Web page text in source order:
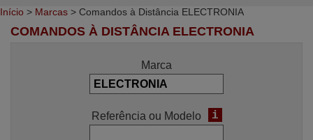
Início > Marcas > Comandos à Distância ELECTRONIA
COMANDOS À DISTÂNCIA ELECTRONIA
Marca
Referência ou Modelo i